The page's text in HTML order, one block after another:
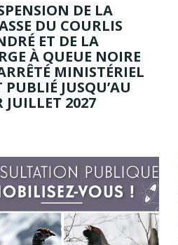
DE LA
DU COURLIS
ET DE LA
À QUEUE NOIRE
MINISTÉRIEL
PUBLIÉ JUSQU’AU
JUILLET 2027